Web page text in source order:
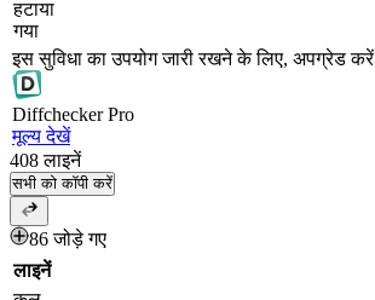
हटाया
गया
इस सुविधा का उपयोग जारी रखने के लिए, अपग्रेड करें
DiffcheckerPro
मूल्य देखें
408 लाइनें
सभी को कॉपी करें
86 जोड़े गए
लाइनें